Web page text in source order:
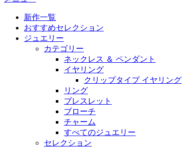
新作一覧
おすすめセレクション
ジュエリー
カテゴリー
ネックレス ＆ ペンダント
イヤリング
クリップタイプ イヤリング
リング
ブレスレット
ブローチ
チャーム
すべてのジュエリー
セレクション